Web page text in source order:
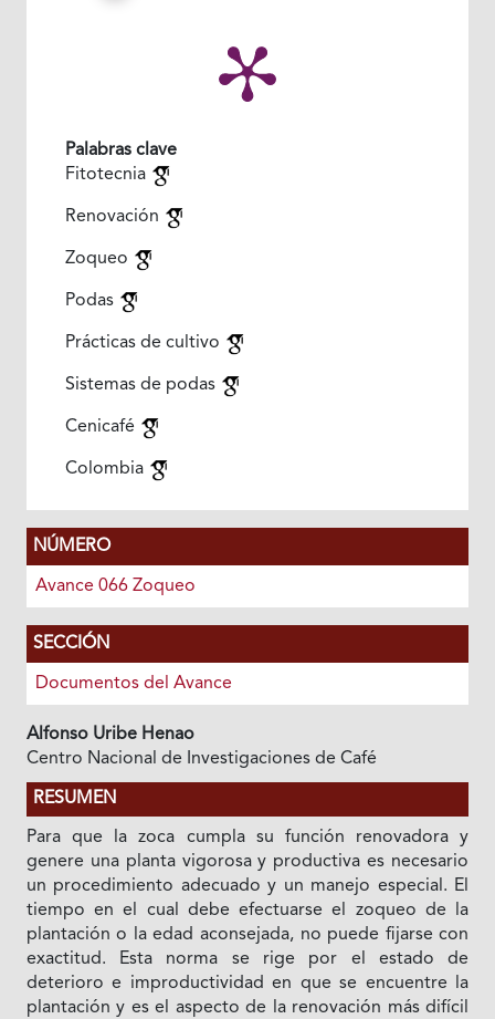
Palabras clave
Fitotecnia
Renovación
Zoqueo
Podas
Prácticas de cultivo
Sistemas de podas
Cenicafé
Colombia
NÚMERO
Avance 066 Zoqueo
SECCIÓN
Documentos del Avance
Alfonso Uribe Henao
Centro Nacional de Investigaciones de Café
RESUMEN
Para que la zoca cumpla su función renovadora y
genere una planta vigorosa y productiva es necesario
un procedimiento adecuado y un manejo especial. El
tiempo en el cual debe efectuarse el zoqueo de la
plantación o la edad aconsejada, no puede fijarse con
exactitud. Esta norma se rige por el estado de
deterioro e improductividad en que se encuentre la
plantación y es el aspecto de la renovación más difícil